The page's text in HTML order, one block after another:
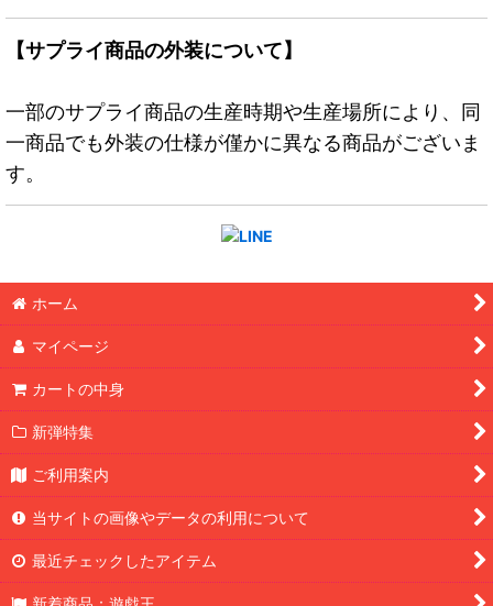
【サプライ商品の外装について】
一部のサプライ商品の生産時期や生産場所により、同
一商品でも外装の仕様が僅かに異なる商品がございま
す。
ホーム
マイページ
カートの中身
新弾特集
ご利用案内
当サイトの画像やデータの利用について
最近チェックしたアイテム